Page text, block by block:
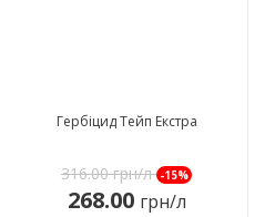
Гербіцид Тейп Екстра
316.00грн/л -15%
268.00 грн/л